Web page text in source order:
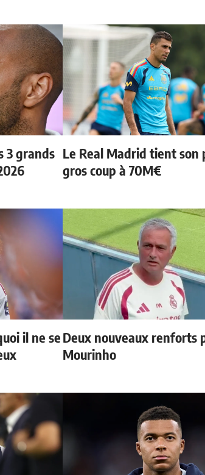
3 grands Le Real Madrid tient son
gros coup à 70M€
il ne seDeux nouveaux renforts
Mourinho